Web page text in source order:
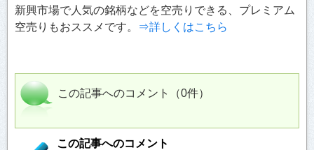
新興市場で人気の銘柄などを空売りできる、プレミアム
空売りもおススメです。
⇒詳しくはこちら
この記事へのコメント（0件）
この記事へのコメント